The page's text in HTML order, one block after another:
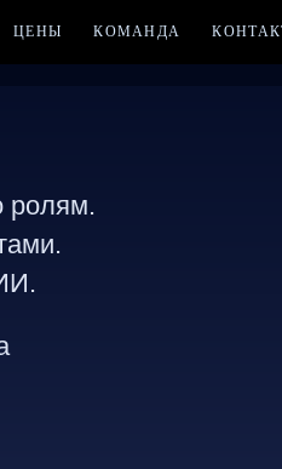
ЦЕНЫ КОМАНДА
ролям.